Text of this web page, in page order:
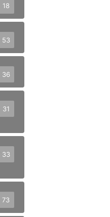
18
53
36
31
33
73